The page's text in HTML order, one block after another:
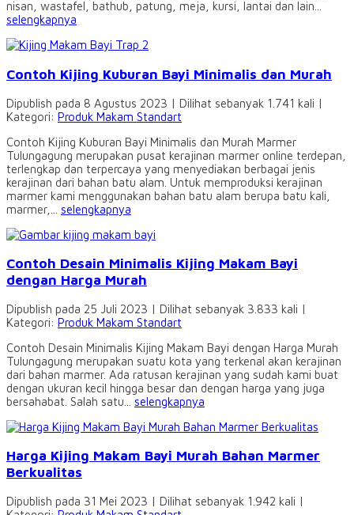
nisan, wastafel, bathub, patung, meja, kursi, lantai dan lain...
selengkapnya
Contoh Kijing Kuburan Bayi Minimalis dan Murah
Dipublish pada 8 Agustus 2023 | Dilihat sebanyak 1.741 kali |
Kategori: Produk Makam Standart
Contoh Kijing Kuburan Bayi Minimalis dan Murah Marmer
Tulungagung merupakan pusat kerajinan marmer online terdepan,
terlengkap dan terpercaya yang menyediakan berbagai jenis
kerajinan dari bahan batu alam. Untuk memproduksi kerajinan
marmer kami menggunakan bahan batu alam berupa batu kali,
marmer,... selengkapnya
Contoh Desain Minimalis Kijing Makam Bayi
dengan Harga Murah
Dipublish pada 25 Juli 2023 | Dilihat sebanyak 3.833 kali |
Kategori: Produk Makam Standart
Contoh Desain Minimalis Kijing Makam Bayi dengan Harga Murah
Tulungagung merupakan suatu kota yang terkenal akan kerajinan
dari bahan marmer. Ada ratusan kerajinan yang sudah kami buat
dengan ukuran kecil hingga besar dan dengan harga yang juga
bersahabat. Salah satu... selengkapnya
Harga Kijing Makam Bayi Murah Bahan Marmer
Berkualitas
Dipublish pada 31 Mei 2023 | Dilihat sebanyak 1.942 kali |